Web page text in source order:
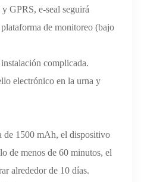
GPRS, e-seal seguirá
de monitoreo (bajo
complicada.
electrónico en la urna y
de 1500 mAh, el dispositivo
de menos de 60 minutos, el
alrededor de 10 días.